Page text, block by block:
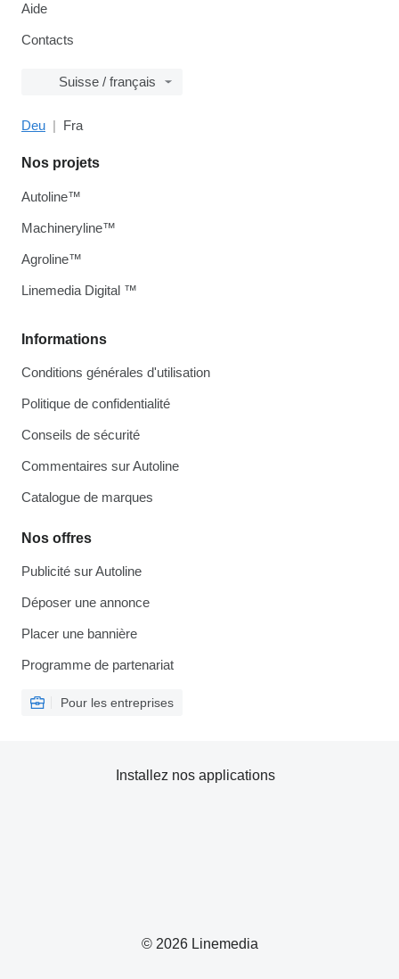
Aide
Contacts
Suisse / français
Deu Fra
Informations
Conditions générales d'utilisation
Politique de confidentialité
Conseils de sécurité
Commentaires sur Autoline
Catalogue de marques
Nos offres
Publicité sur Autoline
Déposer une annonce
Placer une bannière
Programme de partenariat
Pour les entreprises
Nos projets
Autoline™
Machineryline™
Agroline™
Linemedia Digital ™
© 2026 Linemedia
Installez nos applications